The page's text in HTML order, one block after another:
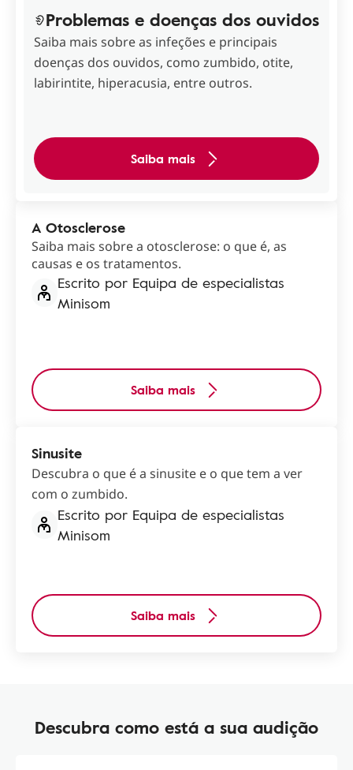
Problemas e doenças dos ouvidos
Saiba mais sobre as infeções e principais
doenças dos ouvidos, como zumbido, otite,
labirintite, hiperacusia, entre outros.
Saiba mais
A Otosclerose
Saiba mais sobre a otosclerose: o que é, as
causas e os tratamentos.
Escrito por Equipa de especialistas
Minisom
Saiba mais
Sinusite
Descubra o que é a sinusite e o que tem a ver
com o zumbido.
Escrito por Equipa de especialistas
Minisom
Saiba mais
Descubra como está a sua audição